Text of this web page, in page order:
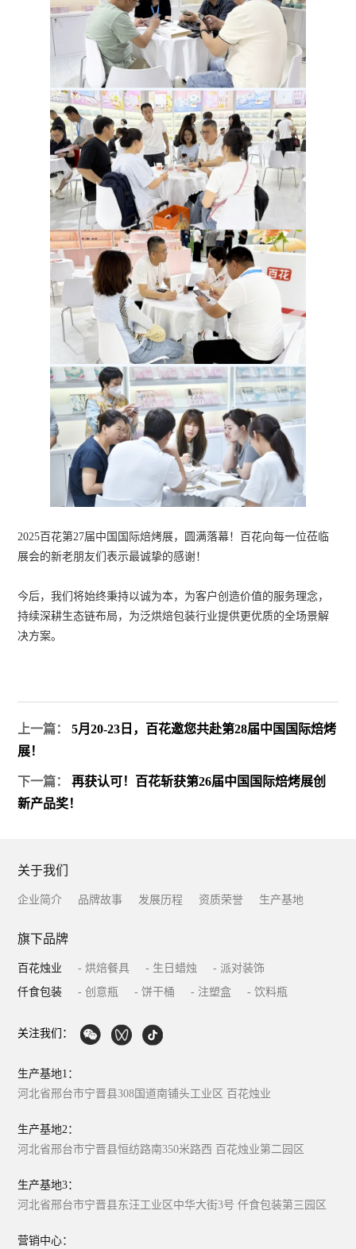
2025百花第27届中国国际焙烤展，圆满落幕！百花向每一位莅临
展会的新老朋友们表示最诚挚的感谢！
今后，我们将始终秉持以诚为本，为客户创造价值的服务理念，
持续深耕生态链布局，为泛烘焙包装行业提供更优质的全场景解
决方案。
上一篇：5月20-23日，百花邀您共赴第28届中国国际焙烤
展！
下一篇：再获认可！百花斩获第26届中国国际焙烤展创
新产品奖！
关于我们
企业简介 品牌故事 发展历程 资质荣誉 生产基地
旗下品牌
百花烛业 - 烘焙餐具 - 生日蜡烛
- 派对装饰
仟食包装
- 创意瓶 - 饼干桶 - 注塑盒 - 饮料瓶
关注我们：
生产基地1：
河北省邢台市宁晋县308国道南铺头工业区 百花烛业
生产基地2：
河北省邢台市宁晋县恒纺路南350米路西 百花烛业第二园区
生产基地3：
河北省邢台市宁晋县东汪工业区中华大街3号 仟食包装第三园区
营销中心：